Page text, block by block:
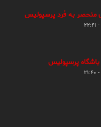
منحصر به فرد پرسپولیس
پرسپولیس